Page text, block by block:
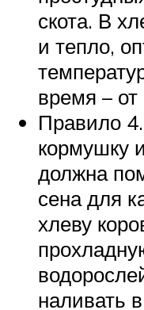
скота. В
и тепло,
время – от
Правило
кормушку
должна
сена для
хлеву
наливать